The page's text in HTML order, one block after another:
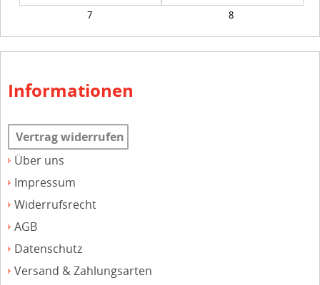
7 8
Informationen
Vertrag widerrufen
Über uns
Impressum
Widerrufsrecht
AGB
Datenschutz
Versand & Zahlungsarten